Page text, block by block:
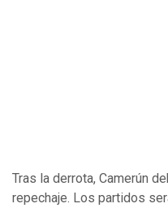
Tras la derrota, Camerún
repechaje. Los partidos